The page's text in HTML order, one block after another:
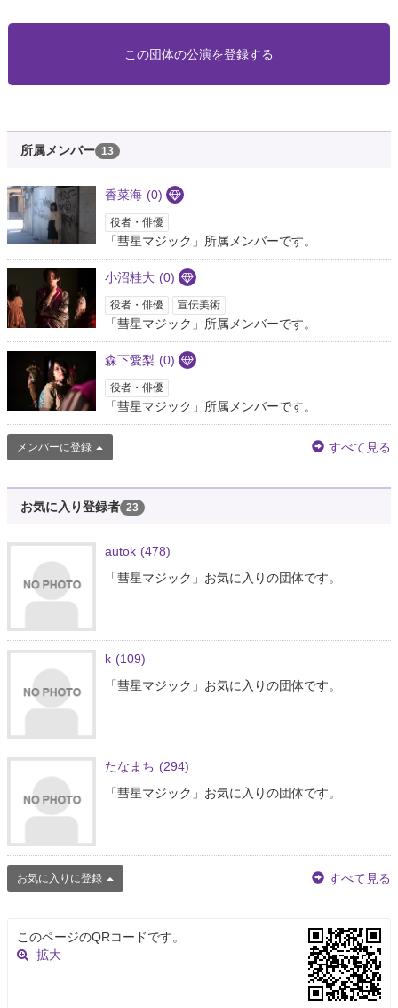
この団体の公演を登録する
所属メンバー 13
香菜海 (0)
役者・俳優
「彗星マジック」所属メンバーです。
小沼桂大 (0)
役者・俳優 宣伝美術
「彗星マジック」所属メンバーです。
森下愛梨 (0)
役者・俳優
「彗星マジック」所属メンバーです。
メンバーに登録 すべて見る
お気に入り登録者 23
autok (478)
「彗星マジック」お気に入りの団体です。
k (109)
「彗星マジック」お気に入りの団体です。
たなまち (294)
「彗星マジック」お気に入りの団体です。
お気に入りに登録 すべて見る
このページのQRコードです。
拡大